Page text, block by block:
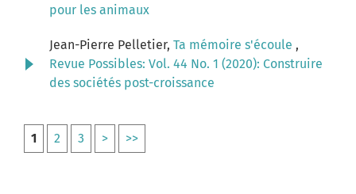
pour les animaux
Jean-Pierre Pelletier, Ta mémoire s'écoule ,
Revue Possibles: Vol. 44 No. 1 (2020): Construire
des sociétés post-croissance
1 2 3 > >>